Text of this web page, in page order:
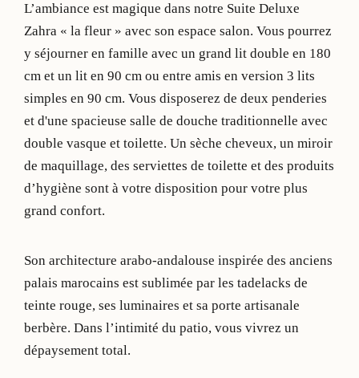
L’ambiance est magique dans notre Suite Deluxe
Zahra « la fleur » avec son espace salon. Vous pourrez
y séjourner en famille avec un grand lit double en 180
cm et un lit en 90 cm ou entre amis en version 3 lits
simples en 90 cm. Vous disposerez de deux penderies
et d'une spacieuse salle de douche traditionnelle avec
double vasque et toilette. Un sèche cheveux, un miroir
de maquillage, des serviettes de toilette et des produits
d’hygiène sont à votre disposition pour votre plus
grand confort.
Son architecture arabo-andalouse inspirée des anciens
palais marocains est sublimée par les tadelacks de
teinte rouge, ses luminaires et sa porte artisanale
berbère. Dans l’intimité du patio, vous vivrez un
dépaysement total.